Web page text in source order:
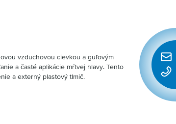
vzduchovou cievkou a guľovým
a časté aplikácie mŕtvej hlavy. Tento
a externý plastový tlmič.